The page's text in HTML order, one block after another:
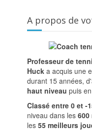
A propos de
Professeur de
Huck a acquis une
durant 15 années,
haut niveau puis
Classé entre 0 et -
niveau dans les
les 55 meilleurs